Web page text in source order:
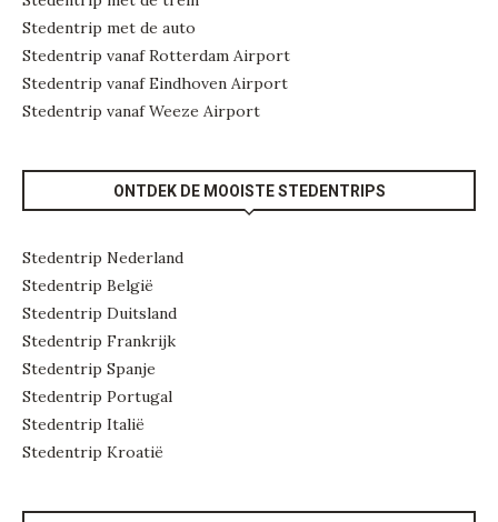
Stedentrip met de auto
Stedentrip vanaf Rotterdam Airport
Stedentrip vanaf Eindhoven Airport
Stedentrip vanaf Weeze Airport
ONTDEK DE MOOISTE STEDENTRIPS
Stedentrip Nederland
Stedentrip België
Stedentrip Duitsland
Stedentrip Frankrijk
Stedentrip Spanje
Stedentrip Portugal
Stedentrip Italië
Stedentrip Kroatië